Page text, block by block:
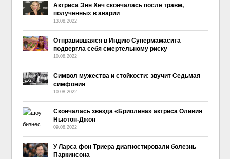
Актриса Энн Хеч скончалась после травм,
полученных в аварии
13.08.2022
Отправившаяся в Индию Супермамасита
подвергла себя смертельному риску
10.08.2022
Символ мужества и стойкости: звучит Седьмая
симфония
10.08.2022
Скончалась звезда «Бриолина» актриса Оливия
Ньютон-Джон
09.08.2022
У Ларса фон Триера диагностировали болезнь
Паркинсона